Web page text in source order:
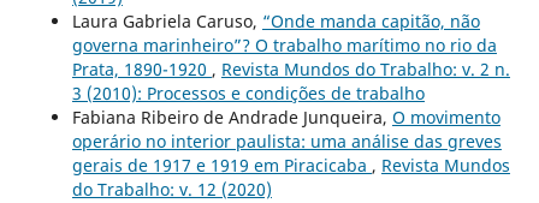
Laura Gabriela Caruso, “Onde manda capitão, não
governa marinheiro”? O trabalho marítimo no rio da
Prata, 1890-1920 , Revista Mundos do Trabalho: v. 2 n.
3 (2010): Processos e condições de trabalho
Fabiana Ribeiro de Andrade Junqueira, O movimento
operário no interior paulista: uma análise das greves
gerais de 1917 e 1919 em Piracicaba , Revista Mundos
do Trabalho: v. 12 (2020)